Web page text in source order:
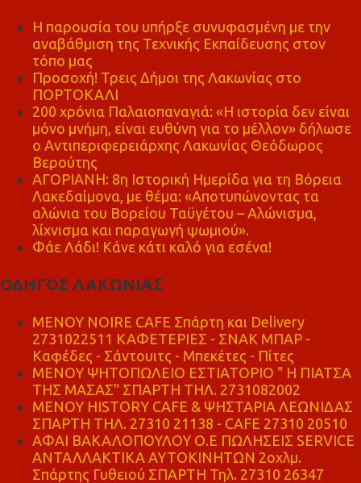
Η παρουσία του υπήρξε συνυφασμένη με την
αναβάθμιση της Τεχνικής Εκπαίδευσης στον
τόπο μας
Προσοχή! Τρεις Δήμοι της Λακωνίας στο
ΠΟΡΤΟΚΑΛΙ
200 χρόνια Παλαιοπαναγιά: «Η ιστορία δεν είναι
μόνο μνήμη, είναι ευθύνη για το μέλλον» δήλωσε
ο Αντιπεριφερειάρχης Λακωνίας Θεόδωρος
Βερούτης
ΑΓΟΡΙΑΝΗ: 8η Ιστορική Ημερίδα για τη Βόρεια
Λακεδαίμονα, με θέμα: «Αποτυπώνοντας τα
αλώνια του Βορείου Ταϋγέτου – Αλώνισμα,
λίχνισμα και παραγωγή ψωμιού».
Φάε Λάδι! Κάνε κάτι καλό για εσένα!
ΟΔΗΓΟΣ ΛΑΚΩΝΙΑΣ
MENOY NOIRE CAFE Σπάρτη και Delivery
2731022511 ΚΑΦΕΤΕΡΙΕΣ - ΣΝΑΚ ΜΠΑΡ -
Καφέδες - Σάντουιτς - Μπεκέτες - Πίτες
ΜΕΝΟΥ ΨΗΤΟΠΩΛΕΙΟ ΕΣΤΙΑΤΟΡΙΟ " Η ΠΙΑΤΣΑ
ΤΗΣ ΜΑΣΑΣ" ΣΠΑΡΤΗ ΤΗΛ. 2731082002
ΜΕΝΟΥ HISTORY CAFE & ΨΗΣΤΑΡΙΑ ΛΕΩΝΙΔΑΣ
ΣΠΑΡΤΗ ΤΗΛ. 27310 21138 - CAFE 27310 20510
ΑΦΑΙ ΒΑΚΑΛΟΠΟΥΛΟΥ Ο.Ε ΠΩΛΗΣΕΙΣ SERVICE
ΑΝΤΑΛΛΑΚΤΙΚΑ ΑΥΤΟΚΙΝΗΤΩΝ 2οχλμ.
Σπάρτης Γυθειού ΣΠΑΡΤΗ Τηλ. 27310 26347